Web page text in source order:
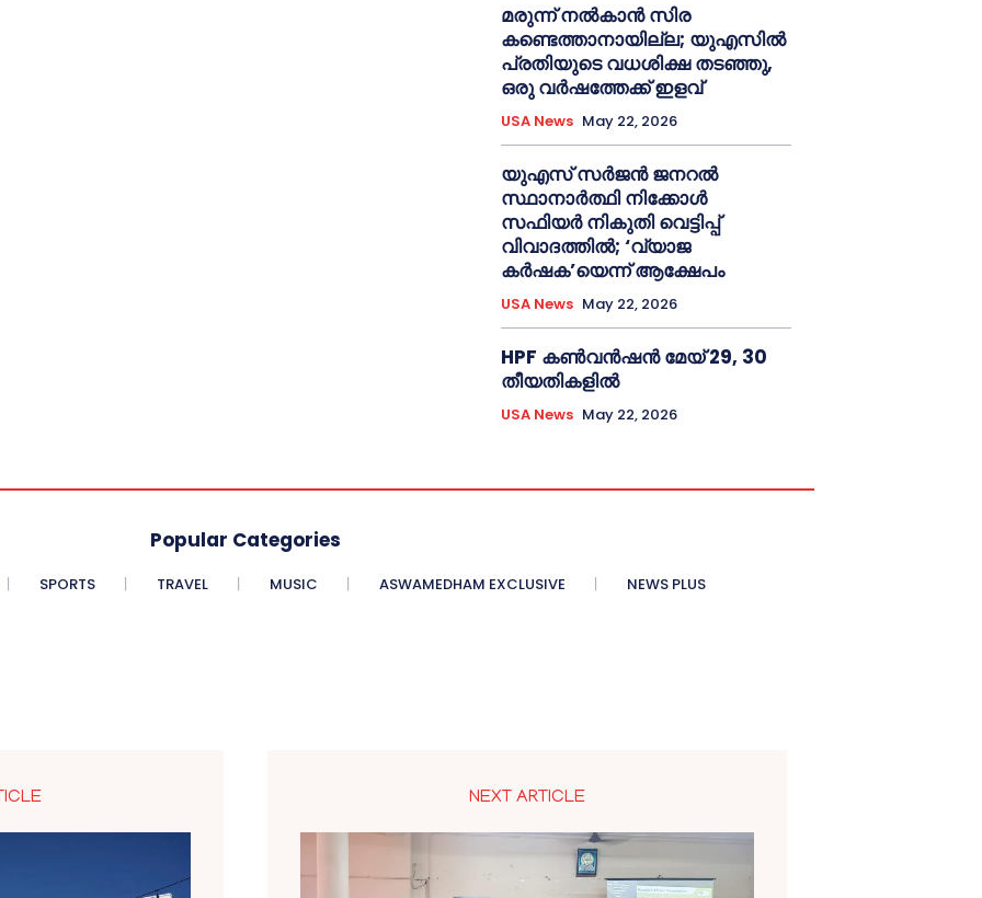
മരുന്ന് നൽകാൻ സിര
കണ്ടെത്താനായില്ല; യുഎസിൽ
പ്രതിയുടെ വധശിക്ഷ തടഞ്ഞു,
ഒരു വർഷത്തേക്ക് ഇളവ്
USA News May 22, 2026
യുഎസ് സർജൻ ജനറൽ
സ്ഥാനാർത്ഥി നിക്കോൾ
സഫിയർ നികുതി വെട്ടിപ്പ്
വിവാദത്തിൽ; ‘വ്യാജ
കർഷക’യെന്ന് ആക്ഷേപം
USA News May 22, 2026
HPF കൺവൻഷൻ മേയ് 29, 30
തീയതികളിൽ
USA News May 22, 2026
Popular Categories
SPORTS TRAVEL MUSIC ASWAMEDHAM EXCLUSIVE NEWS PLUS
NEXT ARTICLE